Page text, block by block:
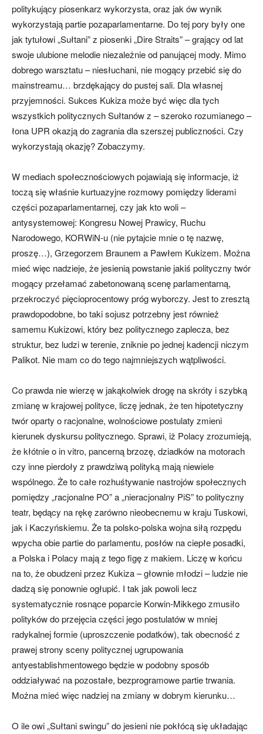
politykujący piosenkarz wykorzysta, oraz jak ów wynik
wykorzystają partie pozaparlamentarne. Do tej pory były one
jak tytułowi „Sułtani” z piosenki „Dire Straits” – grający od lat
swoje ulubione melodie niezależnie od panującej mody. Mimo
dobrego warsztatu – niesłuchani, nie mogący przebić się do
mainstreamu… brzdękający do pustej sali. Dla własnej
przyjemności. Sukces Kukiza może być więc dla tych
wszystkich politycznych Sułtanów z – szeroko rozumianego –
łona UPR okazją do zagrania dla szerszej publiczności. Czy
wykorzystają okazję? Zobaczymy.
W mediach społecznościowych pojawiają się informacje, iż
toczą się właśnie kurtuazyjne rozmowy pomiędzy liderami
części pozaparlamentarnej, czy jak kto woli –
antysystemowej: Kongresu Nowej Prawicy, Ruchu
Narodowego, KORWiN-u (nie pytajcie mnie o tę nazwę,
proszę…), Grzegorzem Braunem a Pawłem Kukizem. Można
mieć więc nadzieje, że jesienią powstanie jakiś polityczny twór
mogący przełamać zabetonowaną scenę parlamentarną,
przekroczyć pięcioprocentowy próg wyborczy. Jest to zresztą
prawdopodobne, bo taki sojusz potrzebny jest również
samemu Kukizowi, który bez politycznego zaplecza, bez
struktur, bez ludzi w terenie, zniknie po jednej kadencji niczym
Palikot. Nie mam co do tego najmniejszych wątpliwości.
Co prawda nie wierzę w jakąkolwiek drogę na skróty i szybką
zmianę w krajowej polityce, liczę jednak, że ten hipotetyczny
twór oparty o racjonalne, wolnościowe postulaty zmieni
kierunek dyskursu politycznego. Sprawi, iż Polacy zrozumieją,
że kłótnie o in vitro, pancerną brzozę, dziadków na motorach
czy inne pierdoły z prawdziwą polityką mają niewiele
wspólnego. Że to całe rozhuśtywanie nastrojów społecznych
pomiędzy „racjonalne PO” a „nieracjonalny PiS” to polityczny
teatr, będący na rękę zarówno nieobecnemu w kraju Tuskowi,
jak i Kaczyńskiemu. Że ta polsko-polska wojna siłą rozpędu
wpycha obie partie do parlamentu, posłów na ciepłe posadki,
a Polska i Polacy mają z tego figę z makiem. Liczę w końcu
na to, że obudzeni przez Kukiza – głownie młodzi – ludzie nie
dadzą się ponownie ogłupić. I tak jak powoli lecz
systematycznie rosnące poparcie Korwin-Mikkego zmusiło
polityków do przejęcia części jego postulatów w mniej
radykalnej formie (uproszczenie podatków), tak obecność z
prawej strony sceny politycznej ugrupowania
antyestablishmentowego będzie w podobny sposób
oddziaływać na pozostałe, bezprogramowe partie trwania.
Można mieć więc nadziej na zmiany w dobrym kierunku…
O ile owi „Sułtani swingu” do jesieni nie pokłócą się układając